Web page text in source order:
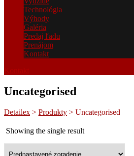
Technológia
Výhody
Galéria
Predaj ľadu
Prenájom
Kontakt
Uncategorised
Detailex > Produkty > Uncategorised
Showing the single result